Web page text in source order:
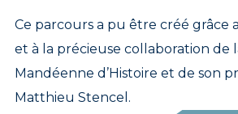
Ce parcours a pu être créé grâce
et à la précieuse collaboration de
Mandéenne d’Histoire et de son
Matthieu Stencel.